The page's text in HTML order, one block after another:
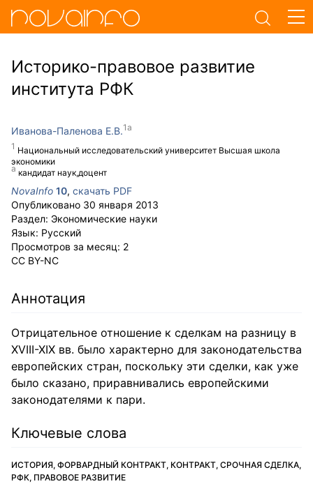
Историко-правовое развитие
института РФК
Иванова-Паленова Е.В.
Национальный исследовательский университет Высшая школа
экономики
кандидат наук,доцент
NovaInfo 10, скачать PDF
Опубликовано 30 января 2013
Раздел: Экономические науки
Язык: Русский
Просмотров за месяц: 2
CC BY-NC
Аннотация
Отрицательное отношение к сделкам на разницу в
XVIII-XIX вв. было характерно для законодательства
европейских стран, поскольку эти сделки, как уже
было сказано, приравнивались европейскими
законодателями к пари.
Ключевые слова
ИСТОРИЯ, ФОРВАРДНЫЙ КОНТРАКТ, КОНТРАКТ, СРОЧНАЯ СДЕЛКА,
РФК, ПРАВОВОЕ РАЗВИТИЕ